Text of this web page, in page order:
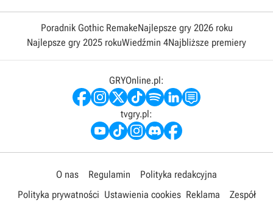
Poradnik Gothic RemakeNajlepsze gry 2026 roku
Najlepsze gry 2025 rokuWiedźmin 4Najbliższe premiery
GRYOnline.pl:
tvgry.pl:
O nas Regulamin
Polityka redakcyjna
Polityka prywatności Ustawienia cookies Reklama
Zespół